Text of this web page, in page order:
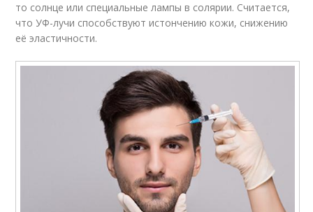
то солнце или специальные лампы в солярии. Считается,
что УФ-лучи способствуют истончению кожи, снижению
её эластичности.